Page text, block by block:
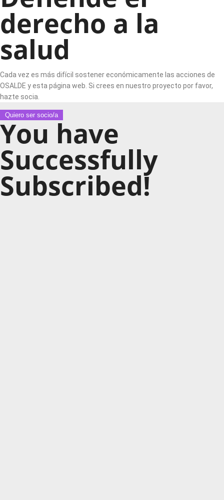
derecho a la
salud
Cada vez es más difícil sostener económicamente las acciones de
OSALDE y esta página web. Si crees en nuestro proyecto por favor,
hazte socia.
Quiero ser socio/a
You have
Successfully
Subscribed!